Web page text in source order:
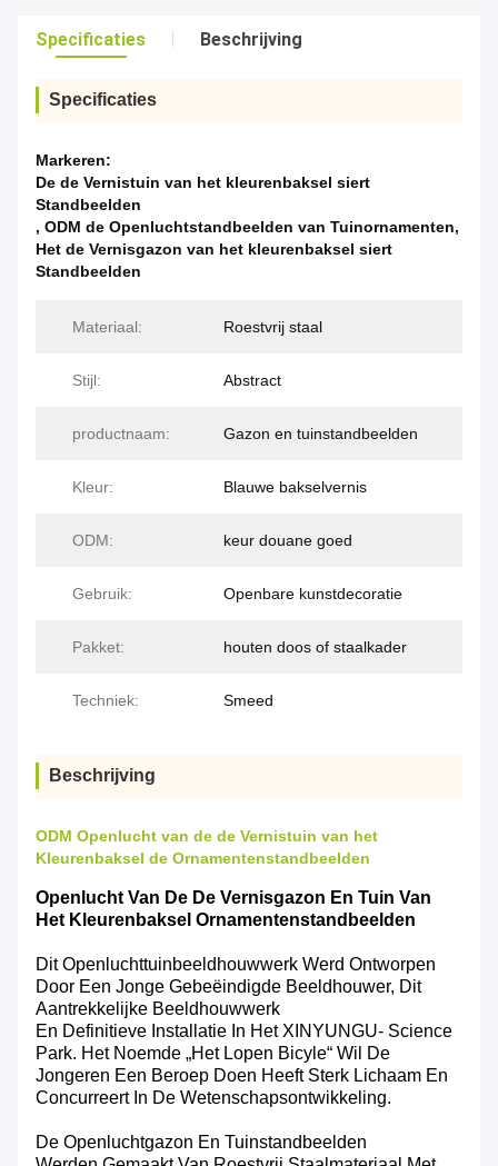
Specificaties Beschrijving
Specificaties
Markeren:
De de Vernistuin van het kleurenbaksel siert
Standbeelden
, ODM de Openluchtstandbeelden van Tuinornamenten,
Het de Vernisgazon van het kleurenbaksel siert
Standbeelden
Materiaal: Roestvrij staal
Stijl: Abstract
productnaam: Gazon en tuinstandbeelden
Kleur: Blauwe bakselvernis
ODM: keur douane goed
Gebruik: Openbare kunstdecoratie
Pakket: houten doos of staalkader
Techniek: Smeed
Beschrijving
ODM Openlucht van de de Vernistuin van het
Kleurenbaksel de Ornamentenstandbeelden
Openlucht Van De De Vernisgazon En Tuin Van
Het Kleurenbaksel Ornamentenstandbeelden
Dit Openluchttuinbeeldhouwwerk Werd Ontworpen
Door Een Jonge Gebeëindigde Beeldhouwer, Dit
Aantrekkelijke Beeldhouwwerk
En Definitieve Installatie In Het XINYUNGU- Science
Park. Het Noemde „het Lopen Bicyle“ Wil De
Jongeren Een Beroep Doen Heeft Sterk Lichaam En
Concurreert In De Wetenschapsontwikkeling.
De Openluchtgazon En Tuinstandbeelden